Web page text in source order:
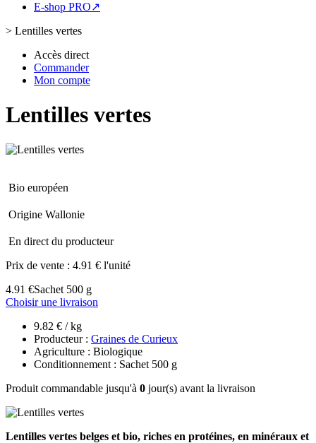
E-shop PRO↗
> Lentilles vertes
Accès direct
Commander
Mon compte
Lentilles vertes
Bio européen
Origine Wallonie
En direct du producteur
Prix de vente : 4.91 € l'unité
4.91 €Sachet 500 g
Choisir une livraison
9.82 € / kg
Producteur : Graines de Curieux
Agriculture : Biologique
Conditionnement : Sachet 500 g
Produit commandable jusqu'à 0 jour(s) avant la livraison
Lentilles vertes belges et bio, riches en protéines, en minéraux et